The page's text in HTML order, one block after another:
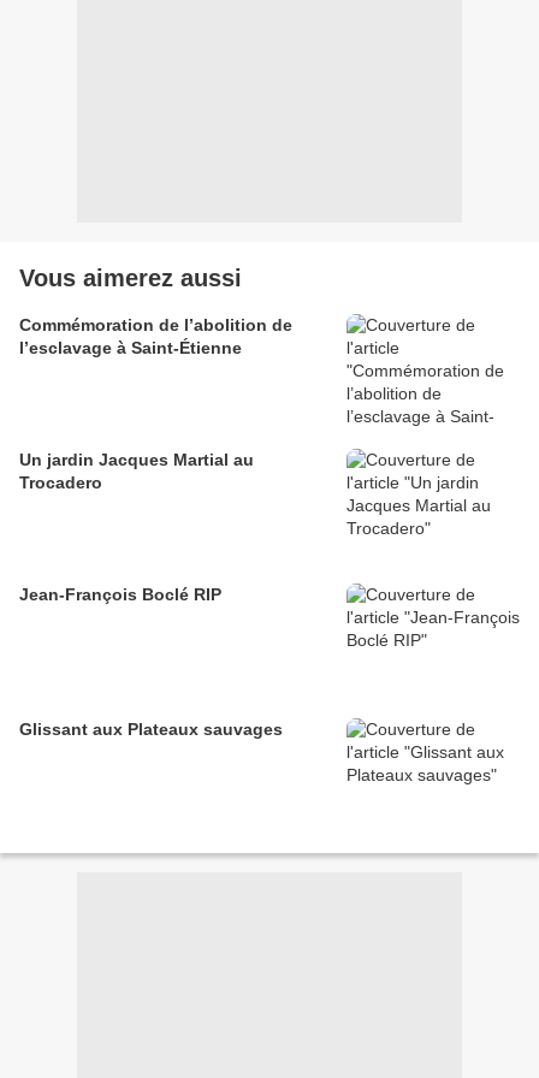
Vous aimerez aussi
Commémoration de l’abolition de
l’esclavage à Saint-Étienne
Un jardin Jacques Martial au
Trocadero
Jean-François Boclé RIP
Glissant aux Plateaux sauvages